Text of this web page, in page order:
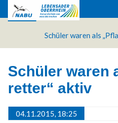
Schüler waren als
Schüler waren
retter“ aktiv
04.11.2015, 18:25